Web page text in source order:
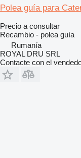
Polea guía para
Precio a consultar
Recambio - polea guía
Rumanía
ROYAL DRU SRL
Contacte con el